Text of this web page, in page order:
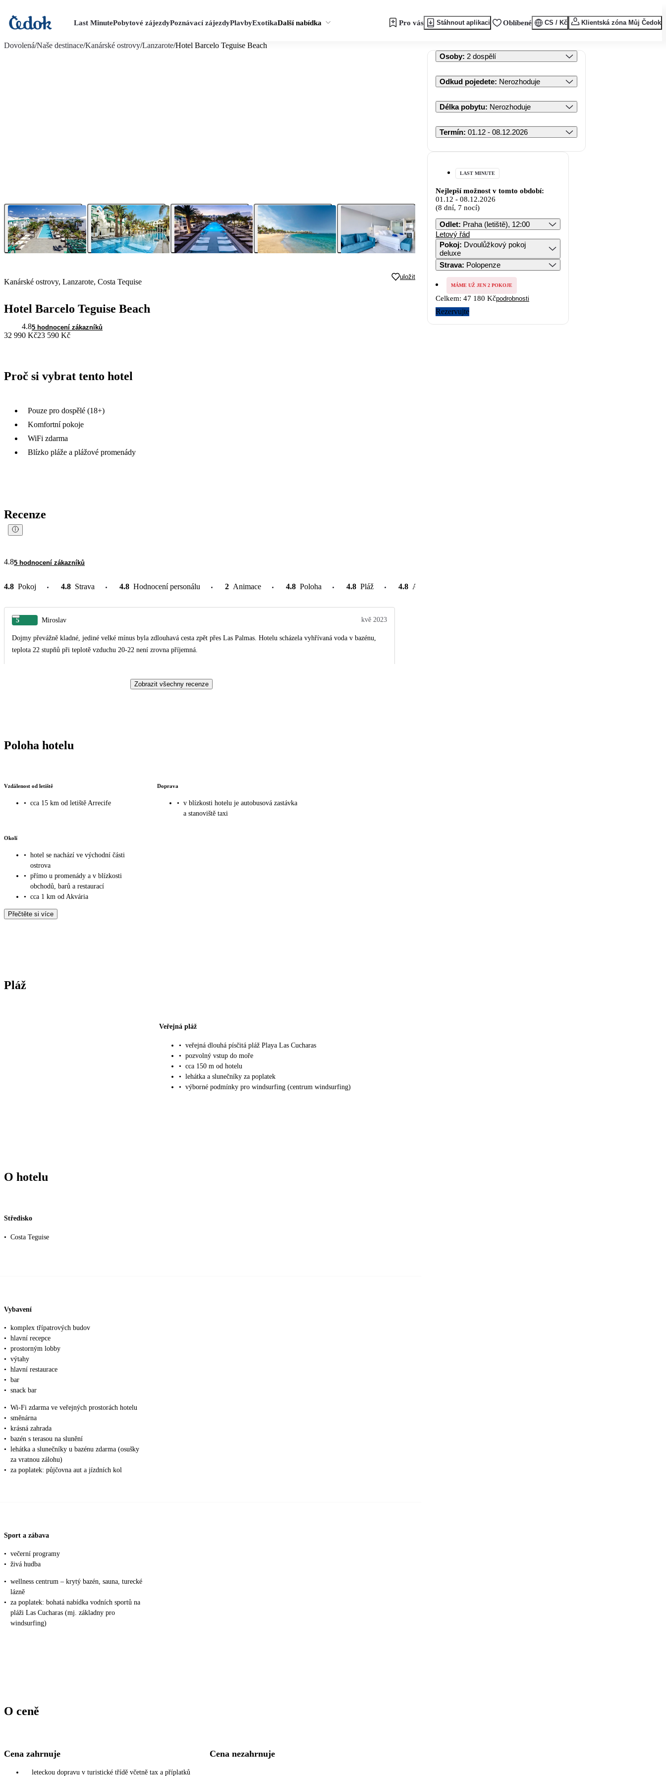
Last MinutePobytové zájezdyPoznávací zájezdyPlavbyExotikaDalší nabídka Pro vás Stáhnout aplikaci Oblíbené CS / Kč Klientská zóna Můj Čedok
Dovolená/Naše destinace/Kanárské ostrovy/Lanzarote/Hotel Barcelo Teguise Beach
Kanárské ostrovy, Lanzarote, Costa Tequise
uložit
Hotel Barcelo Teguise Beach
4.85 hodnocení zákazníků
32 990 Kč23 590 Kč
Proč si vybrat tento hotel
Pouze pro dospělé (18+)
Komfortní pokoje
WiFi zdarma
Blízko pláže a plážové promenády
Recenze
4.85 hodnocení zákazníků
4.8 Pokoj 4.8 Strava 4.8 Hodnocení personálu 2 Animace 4.8 Poloha 4.8 Pláž 4.8 Atrakce v okolí
5 Miroslav kvě 2023
Dojmy převážně kladné, jediné velké mínus byla zdlouhavá cesta zpět přes Las Palmas. Hotelu scházela vyhřívaná voda v bazénu,
teplota 22 stupňů při teplotě vzduchu 20-22 není zrovna příjemná.
Zobrazit všechny recenze
Poloha hotelu
Vzdálenost od letiště
• cca 15 km od letiště Arrecife
Doprava
• v blízkosti hotelu je autobusová zastávka
a stanoviště taxi
Okolí
• hotel se nachází ve východní části
ostrova
• přímo u promenády a v blízkosti
obchodů, barů a restaurací
• cca 1 km od Akvária
Přečtěte si více
Pláž
Veřejná pláž
• veřejná dlouhá písčitá pláž Playa Las Cucharas
• pozvolný vstup do moře
• cca 150 m od hotelu
• lehátka a slunečníky za poplatek
• výborné podmínky pro windsurfing (centrum windsurfing)
O hotelu
Středisko
• Costa Teguise
Vybavení
• komplex třípatrových budov
• hlavní recepce
• prostorným lobby
• výtahy
• hlavní restaurace
• bar
• snack bar
• Wi-Fi zdarma ve veřejných prostorách hotelu
• směnárna
• krásná zahrada
• bazén s terasou na slunění
• lehátka a slunečníky u bazénu zdarma (osušky
za vratnou zálohu)
• za poplatek: půjčovna aut a jízdních kol
Sport a zábava
• večerní programy
• živá hudba
• wellness centrum – krytý bazén, sauna, turecké
lázně
• za poplatek: bohatá nabídka vodních sportů na
pláži Las Cucharas (mj. základny pro
windsurfing)
O ceně
Cena zahrnuje
leteckou dopravu v turistické třídě včetně tax a příplatků
Cena nezahrnuje
Osoby: 2 dospělí
Odkud pojedete: Nerozhoduje
Délka pobytu: Nerozhoduje
Termín: 01.12 - 08.12.2026
LAST MINUTE
Nejlepší možnost v tomto období:
01.12 - 08.12.2026
(8 dní, 7 nocí)
Odlet: Praha (letiště), 12:00
Letový řád
Pokoj: Dvoulůžkový pokoj
deluxe
Strava: Polopenze
MÁME UŽ JEN 2 POKOJE
Celkem: 47 180 Kčpodrobnosti
Rezervujte